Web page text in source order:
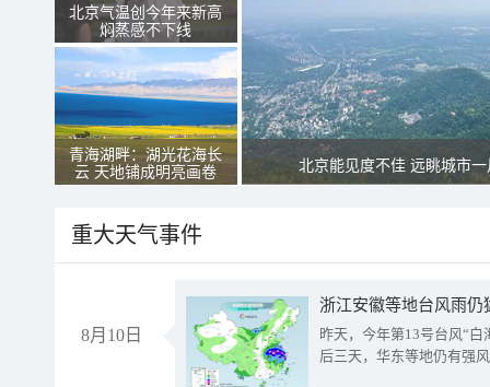
北京气温创今年来新高
焖蒸感不下线
青海湖畔：湖光花海长
云 天地铺成明亮画卷
北京能见度不佳 远眺城市
重大天气事件
8月10日
浙江安徽等地台风雨
昨天，今年第13号台风“
后三天，华东等地仍有强